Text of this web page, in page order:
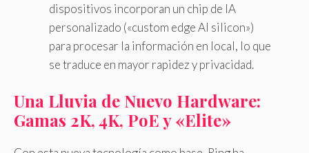
dispositivos incorporan un chip de IA
personalizado («custom edge AI silicon»)
para procesar la información en local, lo que
se traduce en mayor rapidez y privacidad.
Una Lluvia de Nuevo Hardware:
Gamas 2K, 4K, PoE y «Elite»